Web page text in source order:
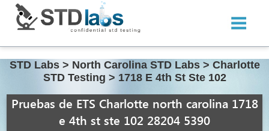
STD Labs > North Carolina STD Labs > Charlotte
STD Testing > 1718 E 4th St Ste 102
Pruebas de ETS Charlotte north carolina 1718
e 4th st ste 102 28204 5390